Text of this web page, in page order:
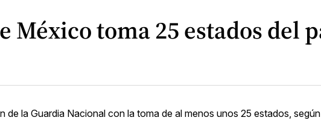
México toma 25 estados del
la Guardia Nacional con la toma de al menos unos 25 estados,